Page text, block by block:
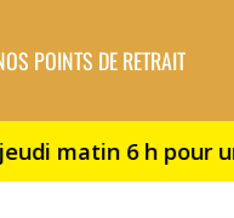
POINTS DE RETRAIT